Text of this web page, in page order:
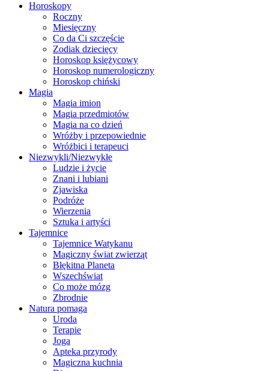
Horoskopy
Roczny
Miesięczny
Co da Ci szczęście
Zodiak dziecięcy
Horoskop księżycowy
Horoskop numerologiczny
Horoskop chiński
Magia
Magia imion
Magia przedmiotów
Magia na co dzień
Wróżby i przepowiednie
Wróżbici i terapeuci
Niezwykli/Niezwykłe
Ludzie i życie
Znani i lubiani
Zjawiska
Podróże
Wierzenia
Sztuka i artyści
Tajemnice
Tajemnice Watykanu
Magiczny świat zwierząt
Błękitna Planeta
Wszechświat
Co może mózg
Zbrodnie
Natura pomaga
Uroda
Terapie
Joga
Apteka przyrody
Magiczna kuchnia